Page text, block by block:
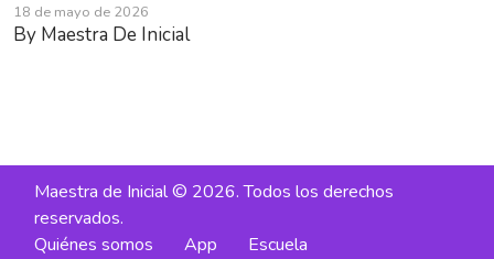
18 de mayo de 2026
By Maestra De Inicial
Maestra de Inicial © 2026. Todos los derechos
reservados.
Quiénes somos
App Escuela